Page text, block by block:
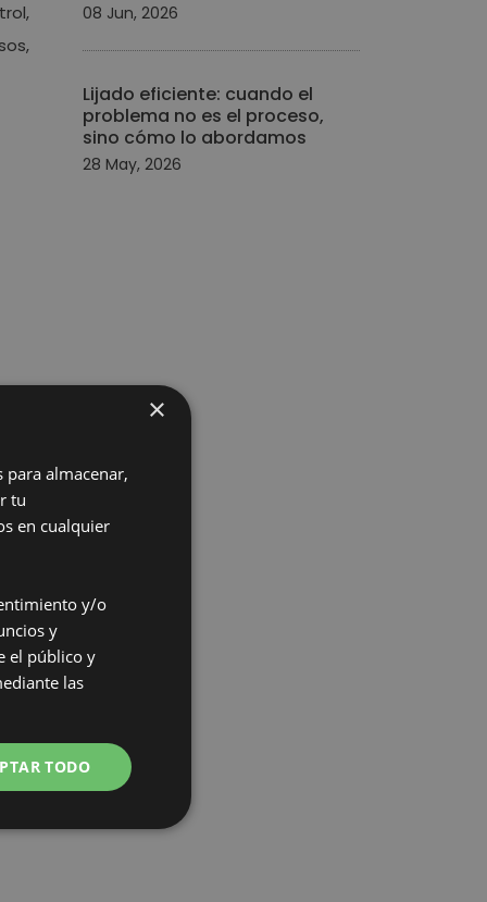
la
08 Jun, 2026
Lijado eficiente: cuando el
problema no es el proceso,
sino cómo lo abordamos
28 May, 2026
×
para almacenar,
tu
en cualquier
y/o
y
el público y
las
TODO